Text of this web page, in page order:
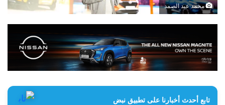
محمد عبد الصمد
تابع أحدث أخبارنا على تطبيق نبض